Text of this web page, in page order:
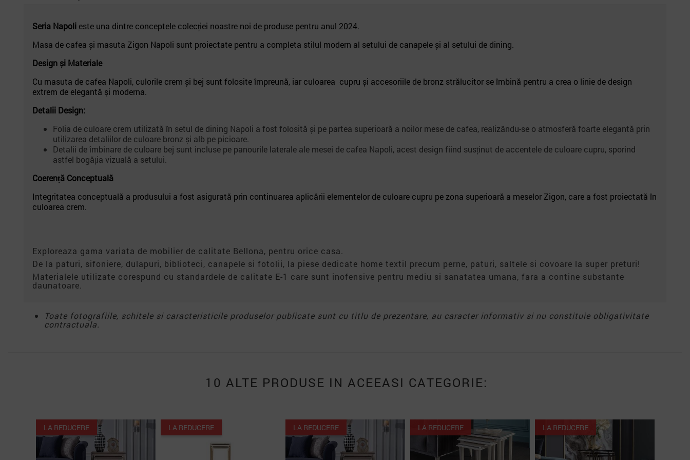
Seria Napoli este una dintre conceptele colecției noastre noi de produse pentru anul 2024.
Masa de cafea și masuta Zigon Napoli sunt proiectate pentru a completa stilul modern al setului de canapele și al setului de dining.
Design și Materiale
Cu masuta de cafea Napoli, culorile crem și bej sunt folosite împreună, iar culoarea cupru și accesoriile de bronz strălucitor se îmbină pentru a crea o linie de design
extrem de elegantă și moderna.
Detalii Design:
Folia de culoare crem utilizată în setul de dining Napoli a fost folosită și pe partea superioară a noilor mese de cafea, realizându-se o atmosferă foarte elegantă prin
utilizarea detaliilor de culoare bronz și alb pe picioare.
Detalii de îmbinare de culoare bej sunt incluse pe panourile laterale ale mesei de cafea Napoli, acest design fiind susținut de accentele de culoare cupru, sporind
astfel bogăția vizuală a setului.
Coerență Conceptuală
Integritatea conceptuală a produsului a fost asigurată prin continuarea aplicării elementelor de culoare cupru pe zona superioară a meselor Zigon, care a fost proiectată în
culoarea crem.
Exploreaza gama variata de mobilier de calitate Bellona, pentru orice casa.
De la paturi, sifoniere, dulapuri, biblioteci, canapele si fotolii, la piese dedicate home textil precum perne, paturi, saltele si covoare la super preturi!
Materialele utilizate corespund cu standardele de calitate E-1 care sunt inofensive pentru mediu si sanatatea umana, fara a contine substante
daunatoare.
Toate fotografiile, schitele si caracteristicile produselor publicate sunt cu titlu de prezentare, au caracter informativ si nu constituie obligativitate
contractuala.
10 ALTE PRODUSE IN ACEEASI CATEGORIE:
LA REDUCERE
Lipsa stoc LA REDUCERE LA REDUCERE Lipsa stoc